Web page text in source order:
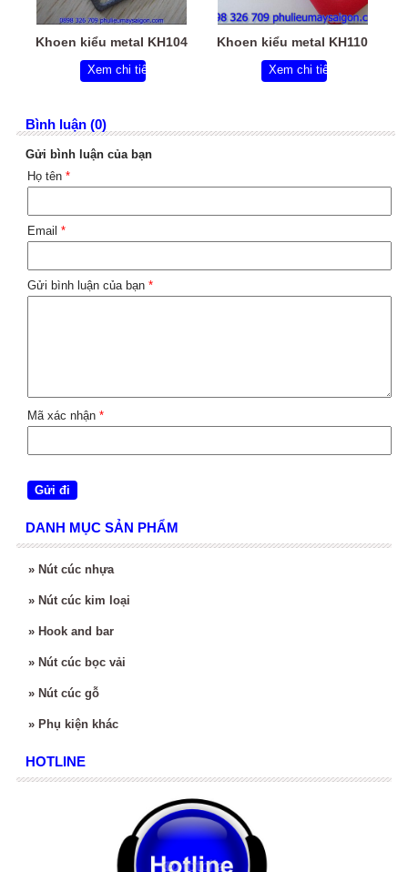
Khoen kiểu metal KH104
Xem chi tiết
Khoen kiểu metal KH110
Xem chi tiết
Bình luận (0)
Gửi bình luận của bạn
Họ tên *
Email *
Gửi bình luận của bạn *
Mã xác nhận *
DANH MỤC SẢN PHẨM
» Nút cúc nhựa
» Nút cúc kim loại
» Hook and bar
» Nút cúc bọc vải
» Nút cúc gỗ
» Phụ kiện khác
HOTLINE